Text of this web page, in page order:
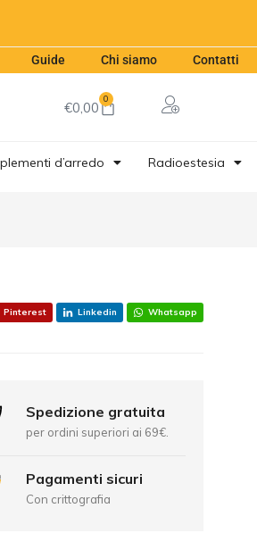
Guide Chi siamo Contatti
€0,00 0
d’arredo Radioestesia
Pinterest Linkedin Whatsapp
Spedizione gratuita
per ordini superiori ai 69€.
Pagamenti sicuri
Con crittografia